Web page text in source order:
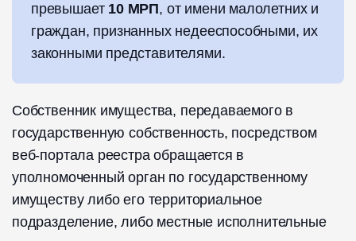
превышает 10 МРП, от имени малолетних и
граждан, признанных недееспособными, их
законными представителями.
Собственник имущества, передаваемого в
государственную собственность, посредством
веб-портала реестра обращается в
уполномоченный орган по государственному
имуществу либо его территориальное
подразделение, либо местные исполнительные